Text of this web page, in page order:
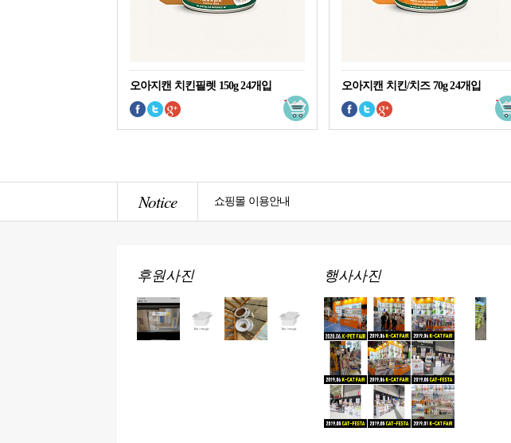
오아지캔 치킨필렛 150g 24개입 오아지캔 치킨/치즈 70g 24개입
Notice 쇼핑몰 이용안내
후원사진 행사사진